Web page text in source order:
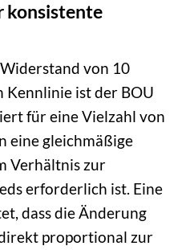
konsistente
von 10
Kennlinie ist der BOU
für eine Vielzahl von
eine gleichmäßige
Verhältnis zur
erforderlich ist. Eine
dass die Änderung
proportional zur